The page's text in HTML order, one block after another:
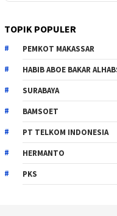
TOPIK POPULER
PEMKOT MAKASSAR
HABIB ABOE BAKAR
SURABAYA
BAMSOET
PT TELKOM INDONESIA
HERMANTO
PKS